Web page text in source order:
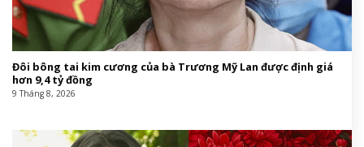
Đôi bông tai kim cương của bà Trương Mỹ Lan được định giá
hơn 9,4 tỷ đồng
9 Tháng 8, 2026